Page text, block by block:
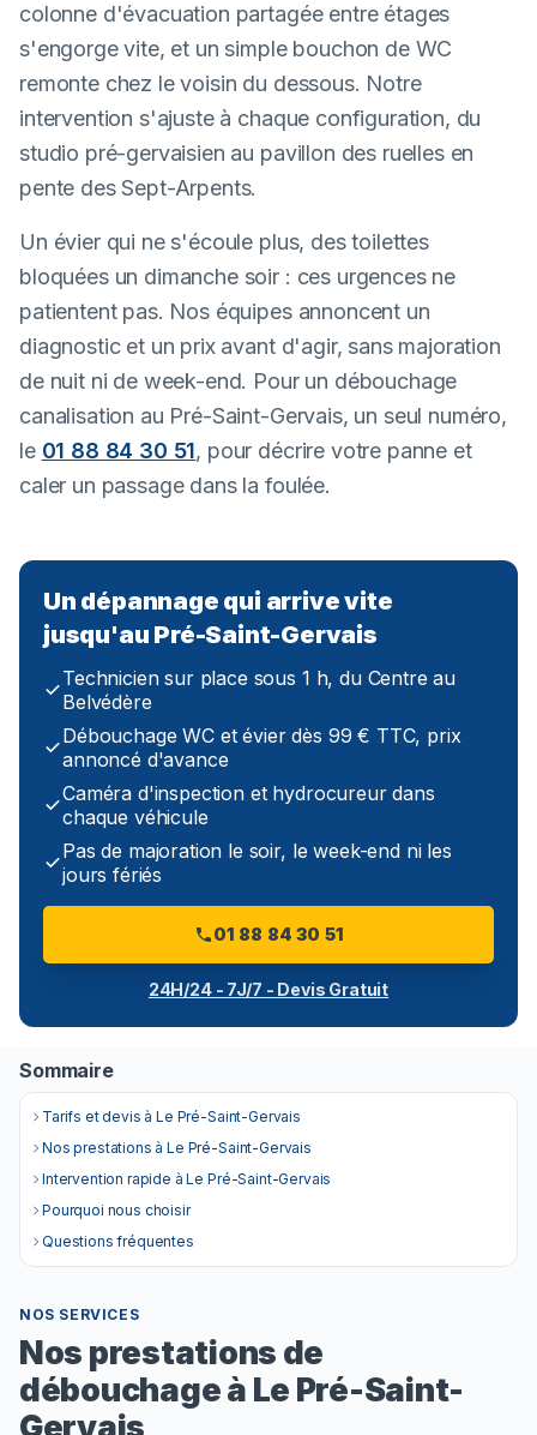
colonne d'évacuation partagée entre étages
s'engorge vite, et un simple bouchon de WC
remonte chez le voisin du dessous. Notre
intervention s'ajuste à chaque configuration, du
studio pré-gervaisien au pavillon des ruelles en
pente des Sept-Arpents.
Un évier qui ne s'écoule plus, des toilettes
bloquées un dimanche soir : ces urgences ne
patientent pas. Nos équipes annoncent un
diagnostic et un prix avant d'agir, sans majoration
de nuit ni de week-end. Pour un débouchage
canalisation au Pré-Saint-Gervais, un seul numéro,
le 01 88 84 30 51, pour décrire votre panne et
caler un passage dans la foulée.
Un dépannage qui arrive vite
jusqu'au Pré-Saint-Gervais
Technicien sur place sous 1 h, du Centre au
Belvédère
Débouchage WC et évier dès 99 € TTC, prix
annoncé d'avance
Caméra d'inspection et hydrocureur dans
chaque véhicule
Pas de majoration le soir, le week-end ni les
jours fériés
01 88 84 30 51
24H/24 - 7J/7 - Devis Gratuit
Sommaire
Tarifs et devis à Le Pré-Saint-Gervais
Nos prestations à Le Pré-Saint-Gervais
Intervention rapide à Le Pré-Saint-Gervais
Pourquoi nous choisir
Questions fréquentes
NOS SERVICES
Nos prestations de
débouchage à Le Pré-Saint-
Gervais